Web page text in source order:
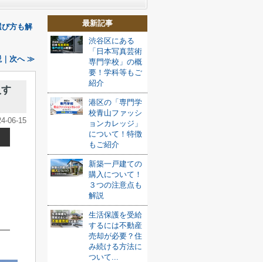
方も解
｜次へ ≫
06-15
最新記事
渋谷区にある
「日本写真芸術
専門学校」の概
要！学科等もご
紹介
港区の「専門学
校青山ファッシ
ョンカレッジ」
について！特徴
もご紹介
新築一戸建ての
購入について！
３つの注意点も
解説
生活保護を受給
するには不動産
売却が必要？住
み続ける方法に
ついて...